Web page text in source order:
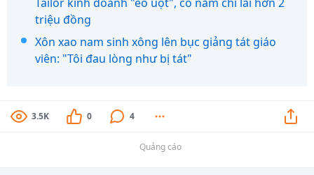
triệu đồng
Xôn xao nam sinh xông lên bục giảng tát giáo
viên: "Tôi đau lòng như bị tát"
3.5K 0 4
Quảng cáo